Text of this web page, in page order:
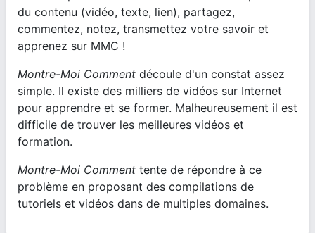
du contenu (vidéo, texte, lien), partagez,
commentez, notez, transmettez votre savoir et
apprenez sur MMC !
Montre-Moi Comment découle d'un constat assez
simple. Il existe des milliers de vidéos sur Internet
pour apprendre et se former. Malheureusement il est
difficile de trouver les meilleures vidéos et
formation.
Montre-Moi Comment tente de répondre à ce
problème en proposant des compilations de
tutoriels et vidéos dans de multiples domaines.